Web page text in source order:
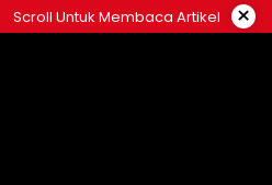
Scroll Untuk Membaca Artikel ×